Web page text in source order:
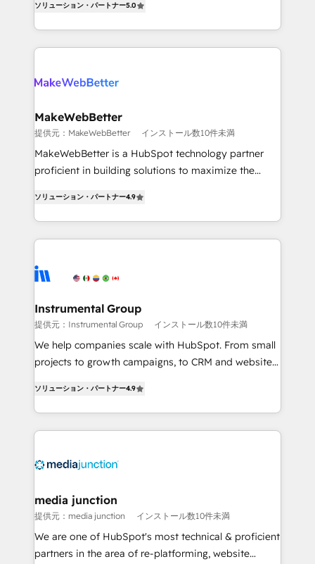
partnerships, we guide organizations through the
revenue maturity model - delivering the right
improvements at the right time so operations
grows.
Partner. 🚀 With 2,750+ HubSpot projects delivered
and 370+ specialists across EMEA, APAC and NAM,
we de-risk complex CRM programmes and
multi-region migrations to AI-powered automation,
scale. 🏆 HubSpot’s CEO called us “the partner of the
future.” Others agree it is proof of trust built through
measurable impact.
ソリューション・パートナー5.0
MakeWebBetter
提供元：MakeWebBetter インストール数10件未満
MakeWebBetter is a HubSpot technology partner
proficient in building solutions to maximize the
growing tech-enabler & facilitator, MakeWebBetter,
hands you the blend of HubSpot expertise &
eminent solutions & integrations. Trust us to
Elite Partners with 10+ years of HubSpot experience
Premier Partner 2023 🌟5 HubSpot Accreditations 🌟
Won HubSpot Theme Challenge 2021 🌟INBOUND’19
HubSpot Rising Star Why us? Harnessing the full
potential of the powerful HubSpot CRM. ✔️A team of
HubSpot experience ✔️Flexible pricing models —
Hourly-fee (assigned one Dedicated HubSpot
requirement). ✔️Helped over 25,000+ customers so
ソリューション・パートナー4.9
Instrumental Group
提供元：Instrumental Group インストール数10件未満
We help companies scale with HubSpot. From small
projects to growth campaigns, to CRM and websites.
HubSpot and willing to work hand-in-hand with your
team to simplify the complex and build a better
experience for your team and customers.
ソリューション・パートナー4.9
media junction
提供元：media junction インストール数10件未満
We are one of HubSpot's most technical & proficient
partners in the area of re-platforming, website